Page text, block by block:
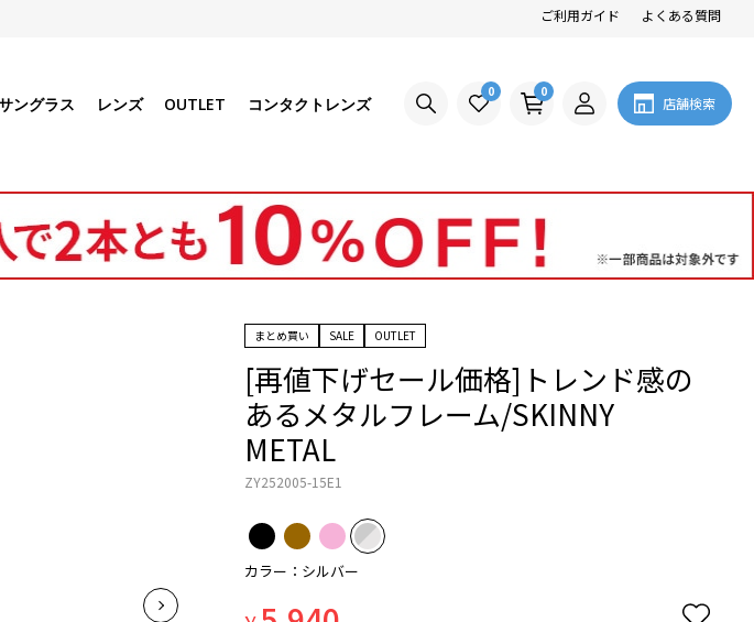
ご利用ガイド よくある質問
ングラス レンズ OUTLET コンタクトレンズ
0 0
店舗検索
まとめ買い SALE OUTLET
[再値下げセール価格]トレンド感の
あるメタルフレーム/SKINNY
METAL
ZY252005-15E1
カラー：シルバー